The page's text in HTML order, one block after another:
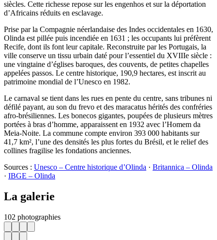
siècles. Cette richesse repose sur les engenhos et sur la déportation
d’Africains réduits en esclavage.
Prise par la Compagnie néerlandaise des Indes occidentales en 1630,
Olinda est pillée puis incendiée en 1631 ; les occupants lui préfèrent
Recife, dont ils font leur capitale. Reconstruite par les Portugais, la
ville conserve un tissu urbain daté pour l’essentiel du XVIIIe siècle :
une vingtaine d’églises baroques, des couvents, de petites chapelles
appelées passos. Le centre historique, 190,9 hectares, est inscrit au
patrimoine mondial de l’Unesco en 1982.
Le carnaval se tient dans les rues en pente du centre, sans tribunes ni
défilé payant, au son du frevo et des maracatus hérités des confréries
afro-brésiliennes. Les bonecos gigantes, poupées de plusieurs mètres
portées à bras d’homme, apparaissent en 1932 avec l’Homem da
Meia-Noite. La commune compte environ 393 000 habitants sur
41,7 km², l’une des densités les plus fortes du Brésil, et le relief des
collines fragilise les fondations anciennes.
Sources : Unesco – Centre historique d’Olinda · Britannica – Olinda
· IBGE – Olinda
La galerie
102 photographies